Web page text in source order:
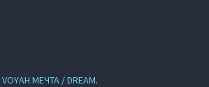
VOYAH МЕЧТА / DREAM.